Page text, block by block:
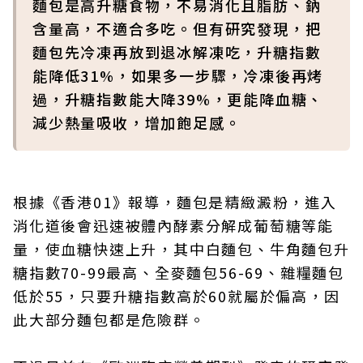
麵包是高升糖食物，不易消化且脂肪、鈉
含量高，不適合多吃。但有研究發現，把
麵包先冷凍再放到退冰解凍吃，升糖指數
能降低31%，如果多一步驟，冷凍後再烤
過，升糖指數能大降39%，更能降血糖、
減少熱量吸收，增加飽足感。
根據《香港01》報導，麵包是精緻澱粉，進入
消化道後會迅速被體內酵素分解成葡萄糖等能
量，使血糖快速上升，其中白麵包、牛角麵包升
糖指數70-99最高、全麥麵包56-69、雜糧麵包
低於55，只要升糖指數高於60就屬於偏高，因
此大部分麵包都是危險群。